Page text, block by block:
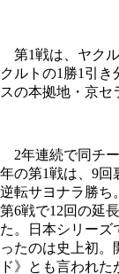
第1戦は、ヤク
クルトの1勝1引き
スの本拠地・京セ
2年連続で同チー
年の第1戦は、9回
逆転サヨナラ勝ち
第6戦で12回の延
た。日本シリーズ
ったのは史上初。
ド》とも言われ